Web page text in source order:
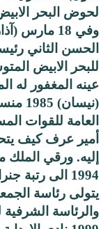
لحوض البحر
الحسن الثاني
للبحر الابيض
العامة للقوات
أمير عرف كيف
يتولى رئاسة
والرئاسة